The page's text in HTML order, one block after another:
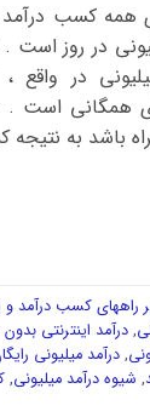
کسب درآمد
در روز
در
همگانی است
باشد به
راههای کسب درآمد و
, درآمد اینترنتی
, درآمد میلیونی
, شیوه درآمد میلیونی,